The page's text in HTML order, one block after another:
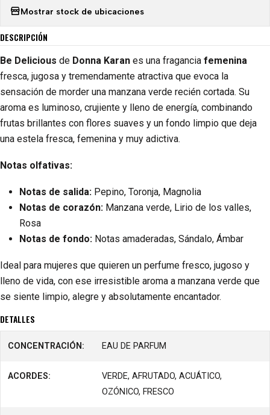
Mostrar stock de ubicaciones
DESCRIPCIÓN
Be Delicious de Donna Karan es una fragancia femenina
fresca, jugosa y tremendamente atractiva que evoca la
sensación de morder una manzana verde recién cortada. Su
aroma es luminoso, crujiente y lleno de energía, combinando
frutas brillantes con flores suaves y un fondo limpio que deja
una estela fresca, femenina y muy adictiva.
Notas olfativas:
Notas de salida: Pepino, Toronja, Magnolia
Notas de corazón: Manzana verde, Lirio de los valles,
Rosa
Notas de fondo: Notas amaderadas, Sándalo, Ámbar
Ideal para mujeres que quieren un perfume fresco, jugoso y
lleno de vida, con ese irresistible aroma a manzana verde que
se siente limpio, alegre y absolutamente encantador.
DETALLES
CONCENTRACIÓN: EAU DE PARFUM
ACORDES:
VERDE, AFRUTADO, ACUÁTICO,
OZÓNICO, FRESCO